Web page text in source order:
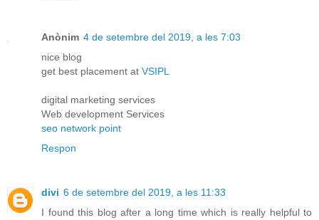
Anònim 4 de setembre del 2019, a les 7:03
nice blog
get best placement at VSIPL
digital marketing services
Web development Services
seo network point
Respon
divi 6 de setembre del 2019, a les 11:33
I found this blog after a long time which is really helpful to